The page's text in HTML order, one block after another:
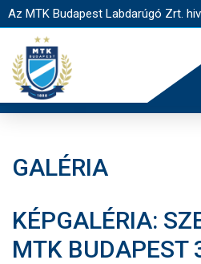
Az MTK Budapest Labdarúgó Zrt.
JEGYÉRTÉKESÍTÉS
EGYESÜLET
GALÉRIA
KÉPGALÉRIA:
MTK BUDAPEST